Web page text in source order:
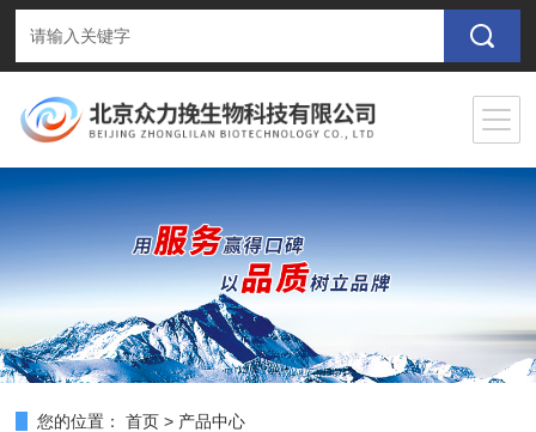
您的位置： 首页 > 产品中心